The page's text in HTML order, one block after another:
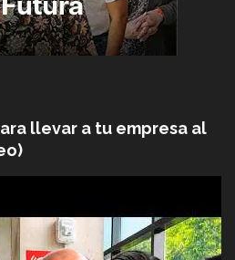
llevar a tu empresa al